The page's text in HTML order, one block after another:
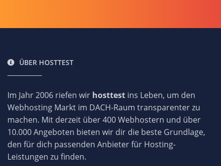
ÜBER HOSTTEST
Im Jahr 2006 riefen wir hosttest ins Leben, um den
Webhosting Markt im DACH-Raum transparenter zu
machen. Mit derzeit über 400 Webhostern und über
10.000 Angeboten bieten wir dir die beste Grundlage,
den für dich passenden Anbieter für Hosting-
Leistungen zu finden.